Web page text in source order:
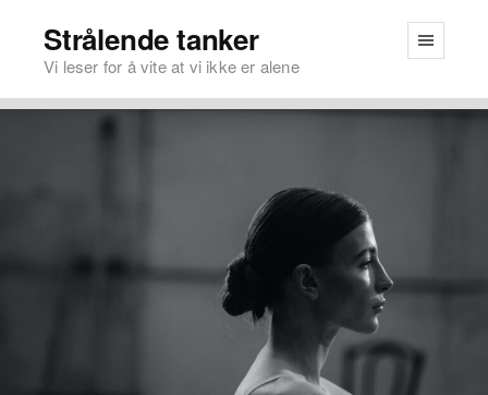
Strålende tanker
Vi leser for å vite at vi ikke er alene